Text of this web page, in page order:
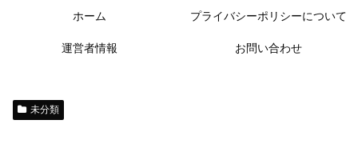
ホーム プライバシーポリシーについて
運営者情報 お問い合わせ
未分類